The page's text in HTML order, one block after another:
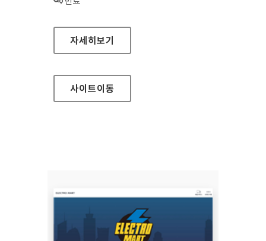
완도군청 홈페이지
자세히보기
사이트이동